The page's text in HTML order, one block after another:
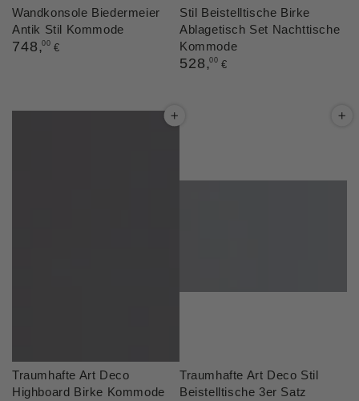
Wandkonsole Biedermeier
Antik Stil Kommode
Regulärer
748,00 €
Stil Beistelltische Birke
Ablagetisch Set Nachttische
Kommode
Regulärer
528,00 €
Traumhafte Art Deco
Highboard Birke Kommode
Traumhafte Art Deco Stil
Beistelltische 3er Satz